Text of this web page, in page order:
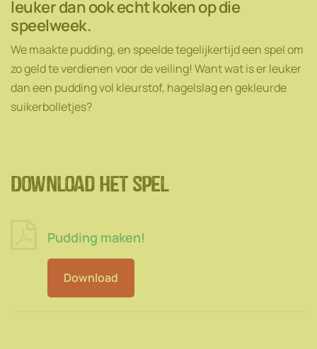
leuker dan ook echt koken op die
speelweek.
We maakte pudding, en speelde tegelijkertijd een spel om
zo geld te verdienen voor de veiling! Want wat is er leuker
dan een pudding vol kleurstof, hagelslag en gekleurde
suikerbolletjes?
Download het spel
Pudding maken!
Download